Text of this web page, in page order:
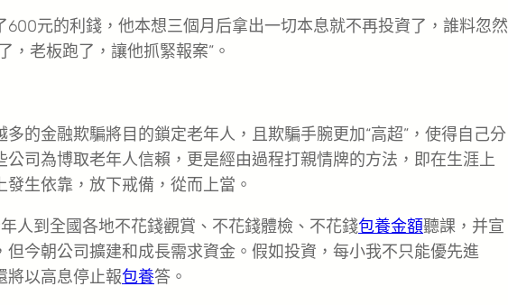
元的利錢，他本想三個月后拿出一切本息就不再投資了，誰料忽然
，老板跑了，讓他抓緊報案”。
的金融欺騙將目的鎖定老年人，且欺騙手腕更加“高超”，使得自己分
司為博取老年人信賴，更是經由過程打親情牌的方法，即在生涯上
生依靠，放下戒備，從而上當。
人到全國各地不花錢觀賞、不花錢體檢、不花錢包養金額聽課，并宣
今朝公司擴建和成長需求資金。假如投資，每小我不只能優先進
將以高息停止報包養答。